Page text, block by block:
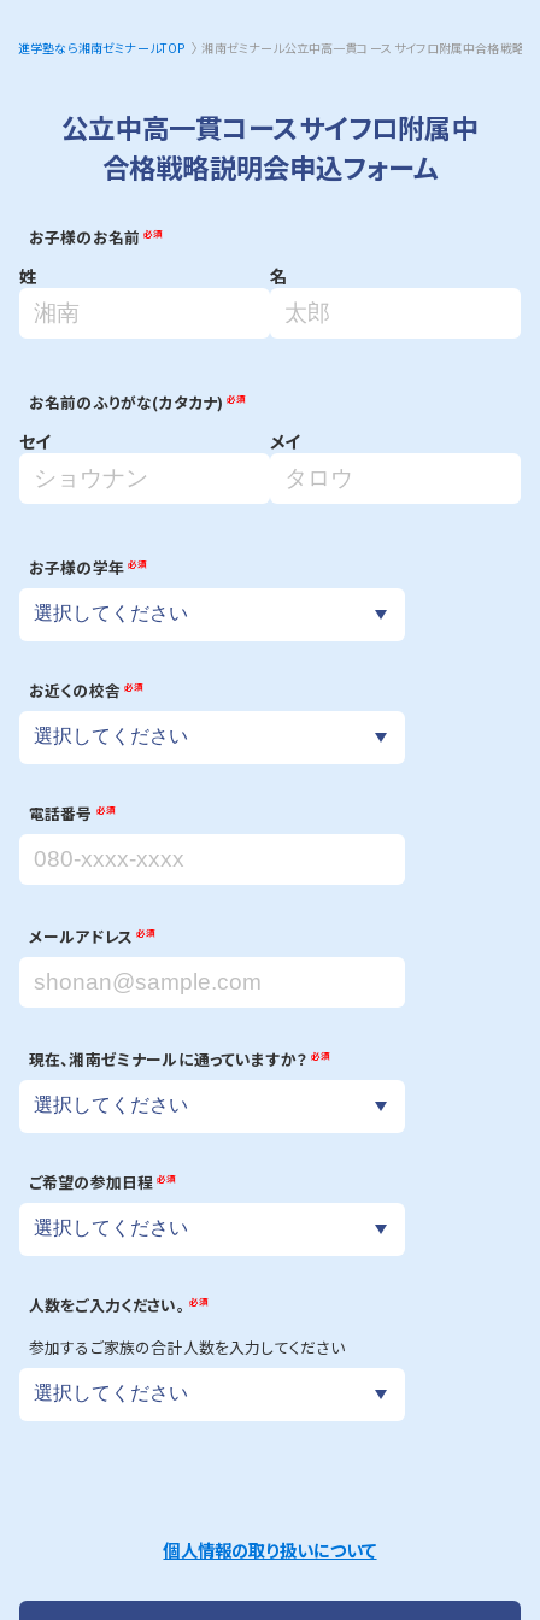
進学塾なら湘南ゼミナールTOP 湘南ゼミナール公立中高一貫コース サイフロ附属中合格戦略説
公立中高一貫コースサイフロ附属中
合格戦略説明会申込フォーム
お子様のお名前 必須
姓 名
お名前のふりがな(カタカナ) 必須
セイ メイ
お子様の学年 必須
お近くの校舎 必須
電話番号 必須
メールアドレス 必須
現在、湘南ゼミナールに通っていますか？ 必須
ご希望の参加日程 必須
人数をご入力ください。 必須
参加するご家族の合計人数を入力してください
個人情報の取り扱いについて